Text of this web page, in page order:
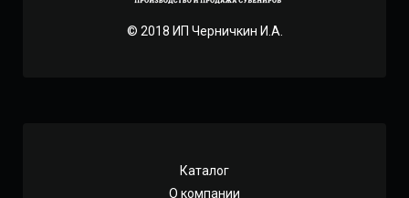
© 2018 ИП Черничкин И.А.
Каталог
О компании